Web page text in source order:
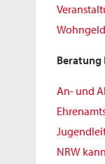
Wohngeld
Beratung
An- und
NRW